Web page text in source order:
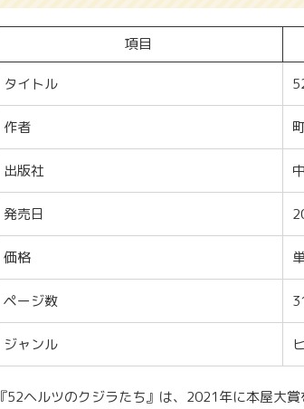
項目
タイトル
作者
出版社
発売日
価格
ページ数
ジャンル
『52ヘルツのクジラたち』は、2021年に本屋大